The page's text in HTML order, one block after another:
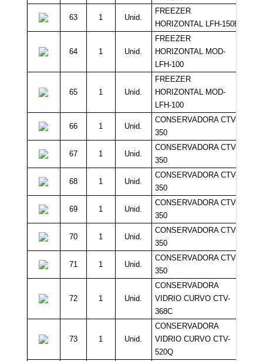
63 1 Unid.
FREEZER
HORIZONTAL LFH-150B
64 1 Unid.
FREEZER
HORIZONTAL MOD-
LFH-100
65 1 Unid.
FREEZER
HORIZONTAL MOD-
LFH-100
66 1 Unid.
CONSERVADORA CTV-
350
67 1 Unid.
CONSERVADORA CTV-
350
68 1 Unid.
CONSERVADORA CTV-
350
69 1 Unid.
CONSERVADORA CTV-
350
70 1 Unid.
CONSERVADORA CTV-
350
71 1 Unid.
CONSERVADORA CTV-
350
72 1 Unid.
CONSERVADORA
VIDRIO CURVO CTV-
368C
73 1 Unid.
CONSERVADORA
VIDRIO CURVO CTV-
520Q